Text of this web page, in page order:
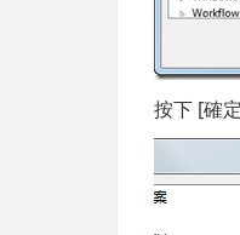
按下 [確